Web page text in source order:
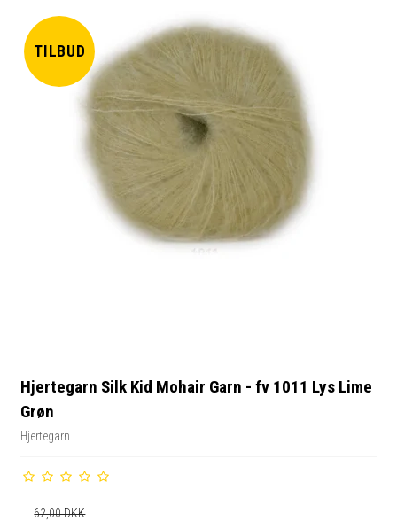
TILBUD
Hjertegarn Silk Kid Mohair Garn - fv 1011 Lys Lime
Grøn
Hjertegarn
62,00 DKK